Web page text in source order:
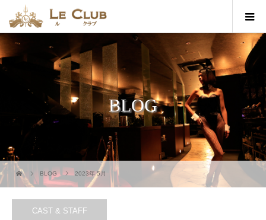
BLOG
BLOG 2023年 5月
CAST & STAFF